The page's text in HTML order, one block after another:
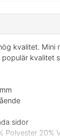
kvalitet. Mini
populär kvalitet
sidor
Polyester 20%